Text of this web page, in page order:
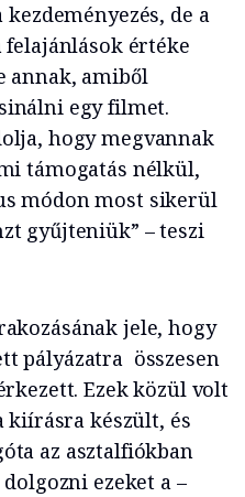
de a
felajánlások értéke
annak, amiből
egy filmet.
hogy megvannak
támogatás nélkül,
módon most sikerül
gyűjteniük” – teszi
jele, hogy
pályázatra összesen
Ezek közül volt
kiírásra készült, és
az asztalfiókban
ezeket a –